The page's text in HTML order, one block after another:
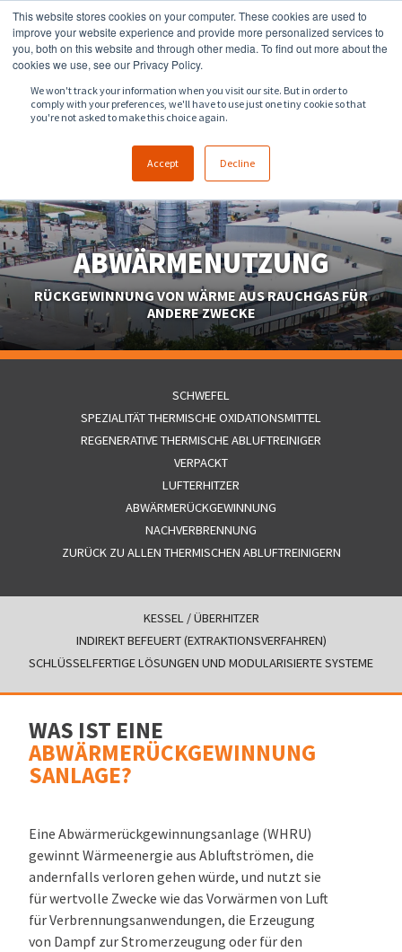
This website stores cookies on your computer. These cookies are used to
improve your website experience and provide more personalized services to
you, both on this website and through other media. To find out more about the
cookies we use, see our Privacy Policy.
We won't track your information when you visit our site. But in order to
comply with your preferences, we'll have to use just one tiny cookie so that
you're not asked to make this choice again.
Accept Decline
918.258.8551 sales@zeeco.com
ABWÄRMENUTZUNG
RÜCKGEWINNUNG VON WÄRME AUS RAUCHGAS FÜR
ANDERE ZWECKE
SCHWEFEL
SPEZIALITÄT THERMISCHE OXIDATIONSMITTEL
REGENERATIVE THERMISCHE ABLUFTREINIGER
VERPACKT
LUFTERHITZER
ABWÄRMERÜCKGEWINNUNG
NACHVERBRENNUNG
ZURÜCK ZU ALLEN THERMISCHEN ABLUFTREINIGERN
KESSEL / ÜBERHITZER
INDIREKT BEFEUERT (EXTRAKTIONSVERFAHREN)
SCHLÜSSELFERTIGE LÖSUNGEN UND MODULARISIERTE SYSTEME
WAS IST EINE
ABWÄRMERÜCKGEWINNUNG
SANLAGE?
Eine Abwärmerückgewinnungsanlage (WHRU)
gewinnt Wärmeenergie aus Abluftströmen, die
andernfalls verloren gehen würde, und nutzt sie
für wertvolle Zwecke wie das Vorwärmen von Luft
für Verbrennungsanwendungen, die Erzeugung
von Dampf zur Stromerzeugung oder für den